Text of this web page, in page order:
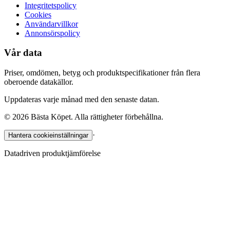
Integritetspolicy
Cookies
Användarvillkor
Annonsörspolicy
Vår data
Priser, omdömen, betyg och produktspecifikationer från flera
oberoende datakällor.
Uppdateras varje månad med den senaste datan.
© 2026 Bästa Köpet. Alla rättigheter förbehållna.
Hantera cookieinställningar ·
Datadriven produktjämförelse